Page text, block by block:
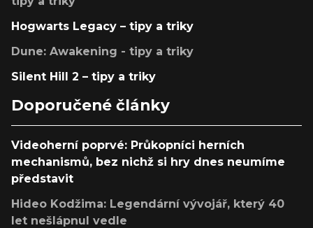
Hogwarts Legacy – tipy a triky
Dune: Awakening - tipy a triky
Silent Hill 2 – tipy a triky
Doporučené články
Videoherní poprvé: Průkopníci herních
mechanismů, bez nichž si hry dnes neumíme
představit
Hideo Kodžima: Legendární vývojář, který 40
let nešlápnul vedle